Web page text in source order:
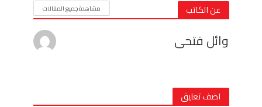
عن الكاتب مشاهدة جميع المقالات
وائل فتحى
اضف تعليق